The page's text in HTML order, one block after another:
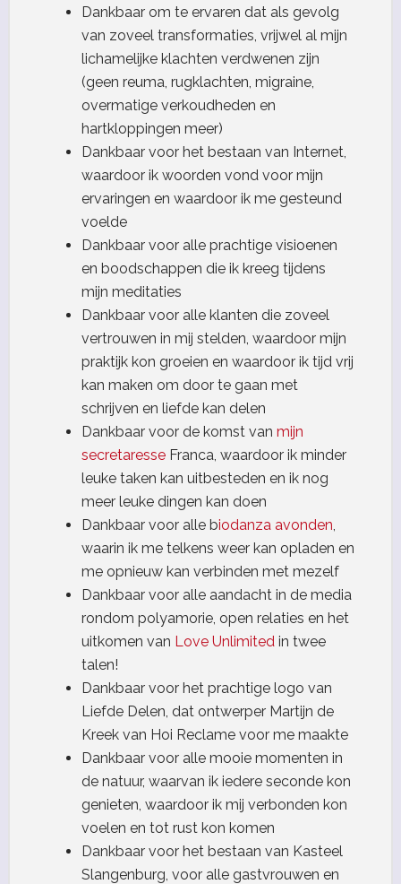
Dankbaar om te ervaren dat als gevolg
van zoveel transformaties, vrijwel al mijn
lichamelijke klachten verdwenen zijn
(geen reuma, rugklachten, migraine,
overmatige verkoudheden en
hartkloppingen meer)
Dankbaar voor het bestaan van Internet,
waardoor ik woorden vond voor mijn
ervaringen en waardoor ik me gesteund
voelde
Dankbaar voor alle prachtige visioenen
en boodschappen die ik kreeg tijdens
mijn meditaties
Dankbaar voor alle klanten die zoveel
vertrouwen in mij stelden, waardoor mijn
praktijk kon groeien en waardoor ik tijd vrij
kan maken om door te gaan met
schrijven en liefde kan delen
Dankbaar voor de komst van mijn
secretaresseFranca, waardoor ik minder
leuke taken kan uitbesteden en ik nog
meer leuke dingen kan doen
Dankbaar voor alle biodanza avonden,
waarin ik me telkens weer kan opladen en
me opnieuw kan verbinden met mezelf
Dankbaar voor alle aandacht in de media
rondom polyamorie, open relaties en het
uitkomen van Love Unlimitedin twee
talen!
Dankbaar voor het prachtige logo van
Liefde Delen, dat ontwerper Martijn de
Kreek van Hoi Reclame voor me maakte
Dankbaar voor alle mooie momenten in
de natuur, waarvan ik iedere seconde kon
genieten, waardoor ik mij verbonden kon
voelen en tot rust kon komen
Dankbaar voor het bestaan van Kasteel
Slangenburg, voor alle gastvrouwen en